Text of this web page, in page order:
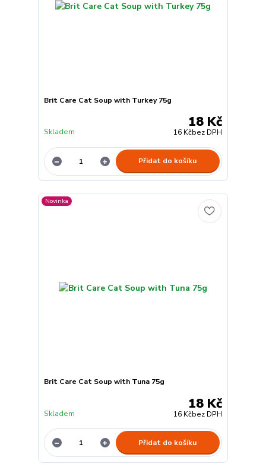
Brit Care Cat Soup with Turkey 75g
18 Kč
16 Kčbez DPH
Skladem
Přidat do košíku
Novinka
Brit Care Cat Soup with Tuna 75g
18 Kč
16 Kčbez DPH
Skladem
Přidat do košíku